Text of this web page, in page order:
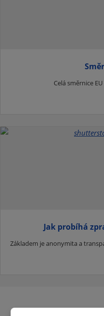
Celá směrnice
Jak probíhá
Základem je anonymita a